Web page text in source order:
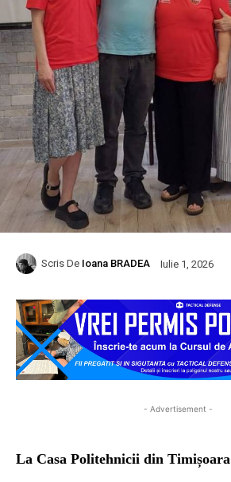
Scris De Ioana BRADEA Iulie 1, 2026
- Advertisement -
La Casa Politehnicii din Timișoara